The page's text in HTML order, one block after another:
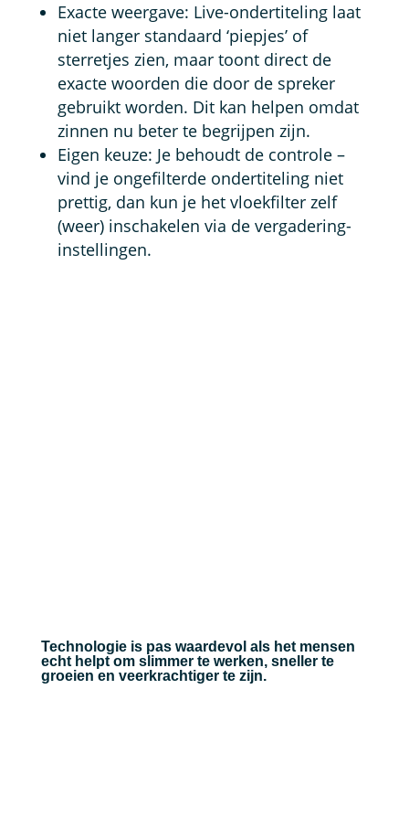
Exacte weergave: Live-ondertiteling laat
niet langer standaard ‘piepjes’ of
sterretjes zien, maar toont direct de
exacte woorden die door de spreker
gebruikt worden. Dit kan helpen omdat
zinnen nu beter te begrijpen zijn.
Eigen keuze: Je behoudt de controle –
vind je ongefilterde ondertiteling niet
prettig, dan kun je het vloekfilter zelf
(weer) inschakelen via de vergadering-
instellingen.
Technologie is pas waardevol als het mensen
echt helpt om slimmer te werken, sneller te
groeien en veerkrachtiger te zijn.